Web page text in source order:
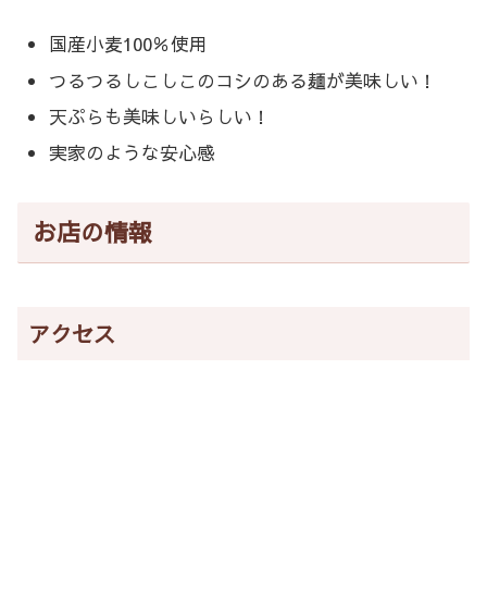
国産小麦100％使用
つるつるしこしこのコシのある麺が美味しい！
天ぷらも美味しいらしい！
実家のような安心感
お店の情報
アクセス